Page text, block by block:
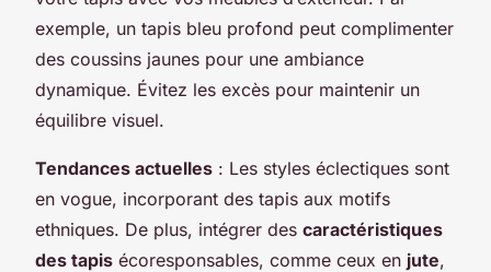
exemple, un tapis bleu profond peut complimenter
des coussins jaunes pour une ambiance
dynamique. Évitez les excès pour maintenir un
équilibre visuel.
Tendances actuelles : Les styles éclectiques sont
en vogue, incorporant des tapis aux motifs
ethniques. De plus, intégrer des caractéristiques
des tapis écoresponsables, comme ceux en jute,